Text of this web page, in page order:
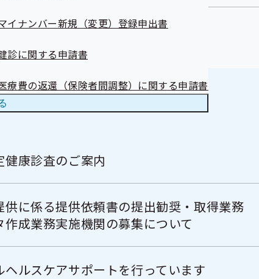
イナンバー新規（変更）登録申出書
診に関する申請書
療費の返還（保険者間調整）に関する申請書
康診査のご案内
に係る提供依頼書の提出勧奨・取得業務
成業務実施機関の募集について
ルスケアサポートを行っています